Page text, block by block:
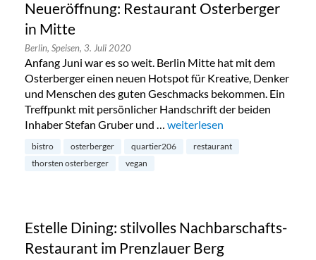
Neueröffnung: Restaurant Osterberger
in Mitte
Berlin, Speisen, 3. Juli 2020
Anfang Juni war es so weit. Berlin Mitte hat mit dem
Osterberger einen neuen Hotspot für Kreative, Denker
und Menschen des guten Geschmacks bekommen. Ein
Treffpunkt mit persönlicher Handschrift der beiden
Inhaber Stefan Gruber und … „Neueröffnung: Restaurant
weiterlesen
bistro osterberger quartier206
restaurant
thorsten osterberger
vegan
Estelle Dining: stilvolles Nachbarschafts-
Restaurant im Prenzlauer Berg